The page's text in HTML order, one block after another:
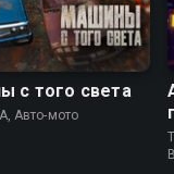
с того света
Авто-мото